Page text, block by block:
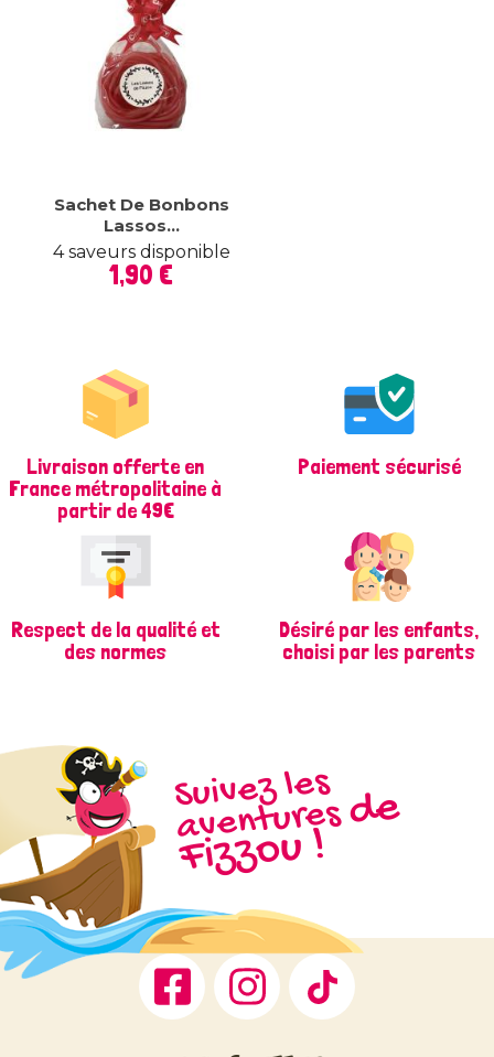
Sachet De Bonbons
Lassos...
4 saveurs disponible
Prix
1,90 €
Livraison offerte en
France métropolitaine à
partir de 49€
Paiement sécurisé
Respect de la qualité et
des normes
Désiré par les enfants,
choisi par les parents
Facebook Instagram
Suivez les
aventuresd
e
Fizz
ou !